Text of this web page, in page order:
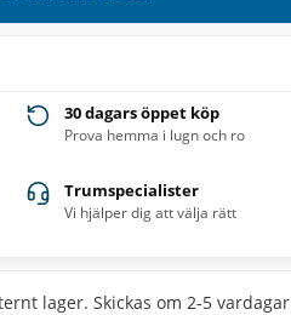
30 dagars öppet köp
Prova hemma i lugn och ro
Trumspecialister
Vi hjälper dig att välja rätt
lager. Skickas om 2-5 vardagar